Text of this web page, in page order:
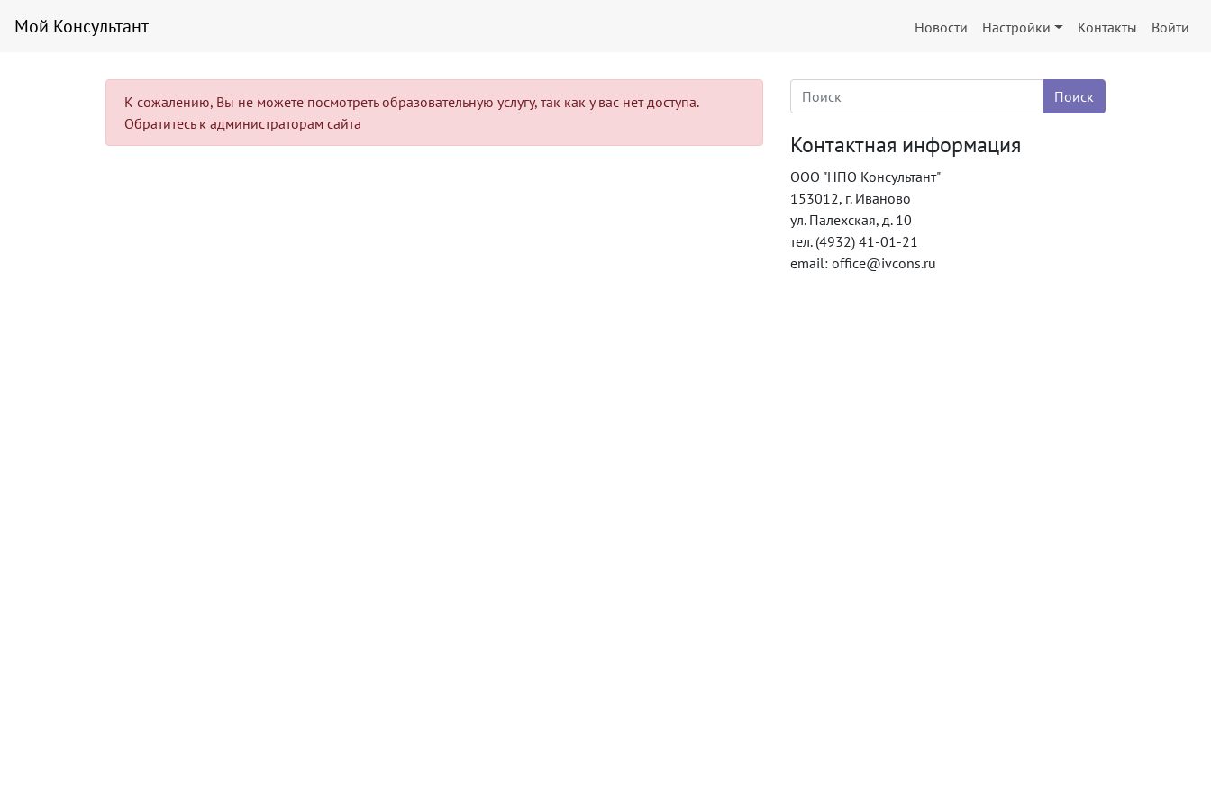
Мой Консультант Новости Настройки Контакты Войти
К сожалению, Вы не можете посмотреть образовательную услугу, так как у вас нет доступа.
Обратитесь к администраторам сайта
Контактная информация
ООО "НПО Консультант"
153012, г. Иваново
ул. Палехская, д. 10
тел. (4932) 41-01-21
email: office@ivcons.ru